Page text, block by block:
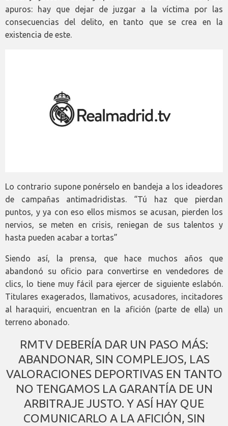
apuros: hay que dejar de juzgar a la víctima por las
consecuencias del delito, en tanto que se crea en la
existencia de este.
Lo contrario supone ponérselo en bandeja a los ideadores
de campañas antimadridistas. “Tú haz que pierdan
puntos, y ya con eso ellos mismos se acusan, pierden los
nervios, se meten en crisis, reniegan de sus talentos y
hasta pueden acabar a tortas”
Siendo así, la prensa, que hace muchos años que
abandonó su oficio para convertirse en vendedores de
clics, lo tiene muy fácil para ejercer de siguiente eslabón.
Titulares exagerados, llamativos, acusadores, incitadores
al haraquiri, encuentran en la afición (parte de ella) un
terreno abonado.
RMTV DEBERÍA DAR UN PASO MÁS:
ABANDONAR, SIN COMPLEJOS, LAS
VALORACIONES DEPORTIVAS EN TANTO
NO TENGAMOS LA GARANTÍA DE UN
ARBITRAJE JUSTO. Y ASÍ HAY QUE
COMUNICARLO A LA AFICIÓN, SIN